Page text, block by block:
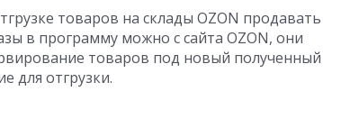
товаров на склады OZON продавать
в программу можно с сайта OZON, они
товаров под новый полученный
для отгрузки.